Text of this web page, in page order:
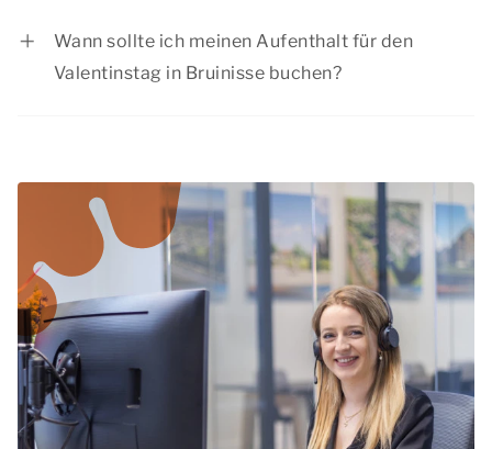
Wann sollte ich meinen Aufenthalt für den
Valentinstag in Bruinisse buchen?
empfehlen wir, Ihren Aufenthalt für den
Valentinstag in Bruinisse rechtzeitig zu buchen.